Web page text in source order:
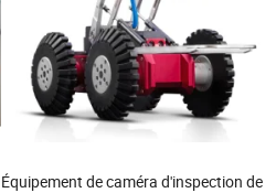
Équipement de caméra d'inspection de